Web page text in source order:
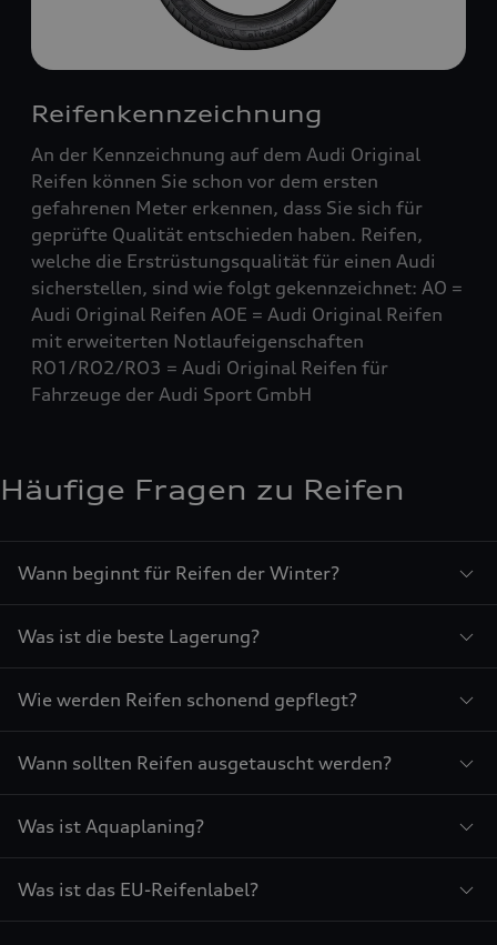
Reifenkennzeichnung
An der Kennzeichnung auf dem Audi Original
Reifen können Sie schon vor dem ersten
gefahrenen Meter erkennen, dass Sie sich für
geprüfte Qualität entschieden haben. Reifen,
welche die Erstrüstungsqualität für einen Audi
sicherstellen, sind wie folgt gekennzeichnet: AO =
Audi Original Reifen AOE = Audi Original Reifen
mit erweiterten Notlaufeigenschaften
RO1/RO2/RO3 = Audi Original Reifen für
Fahrzeuge der Audi Sport GmbH
Häufige Fragen zu Reifen
Wann beginnt für Reifen der Winter?
Was ist die beste Lagerung?
Wie werden Reifen schonend gepflegt?
Wann sollten Reifen ausgetauscht werden?
Was ist Aquaplaning?
Was ist das EU-Reifenlabel?